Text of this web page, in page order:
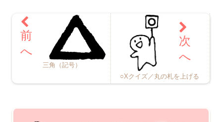
三角（記号）
○Xクイズ／丸の札を上げる